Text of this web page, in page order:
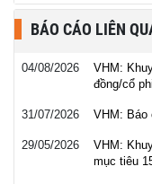
BÁO CÁO LIÊN
04/08/2026
VHM:
đồng/cổ
31/07/2026 VHM: Báo
29/05/2026
VHM:
mục tiêu